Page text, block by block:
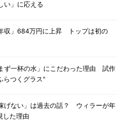
」に応える
収」684万円に上昇 トップは初の
ず一杯の水」にこだわった理由 試作
らつくグラス"
げない」は過去の話？ ウィラーが年
した理由